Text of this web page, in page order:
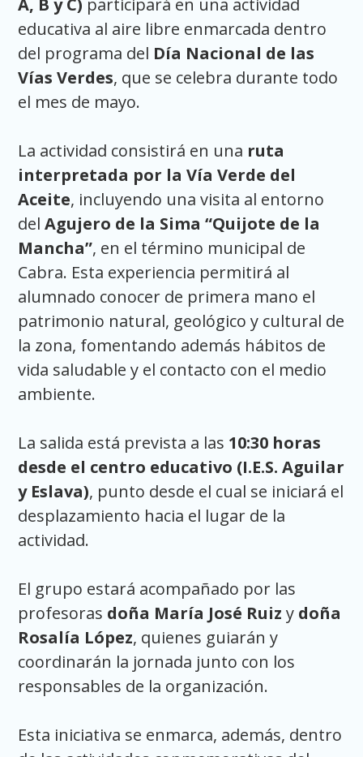
A, B y C) participará en una actividad
educativa al aire libre enmarcada dentro
del programa del Día Nacional de las
Vías Verdes, que se celebra durante todo
el mes de mayo.
La actividad consistirá en una ruta
interpretada por la Vía Verde del
Aceite, incluyendo una visita al entorno
delAgujero de la Sima “Quijote de la
Mancha”, en el término municipal de
Cabra. Esta experiencia permitirá al
alumnado conocer de primera mano el
patrimonio natural, geológico y cultural de
la zona, fomentando además hábitos de
vida saludable y el contacto con el medio
ambiente.
La salida está prevista a las 10:30 horas
desde el centro educativo (I.E.S. Aguilar
y Eslava), punto desde el cual se iniciará el
desplazamiento hacia el lugar de la
actividad.
El grupo estará acompañado por las
profesoras doña María José Ruiz y doña
Rosalía López, quienes guiarán y
coordinarán la jornada junto con los
responsables de la organización.
Esta iniciativa se enmarca, además, dentro